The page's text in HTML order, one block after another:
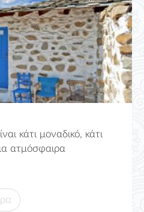
κάτι μοναδικό, κάτι
ατμόσφαιρα